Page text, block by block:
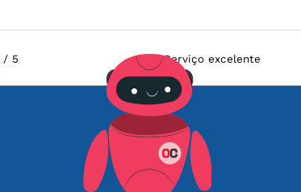
/ 5 Serviço excelente